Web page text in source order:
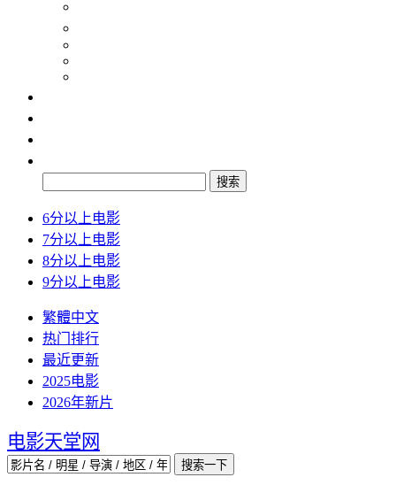
6分以上电影
7分以上电影
8分以上电影
9分以上电影
繁體中文
热门排行
最近更新
2025电影
2026年新片
电影天堂网